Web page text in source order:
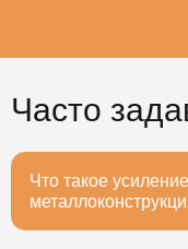
Часто
Что такое